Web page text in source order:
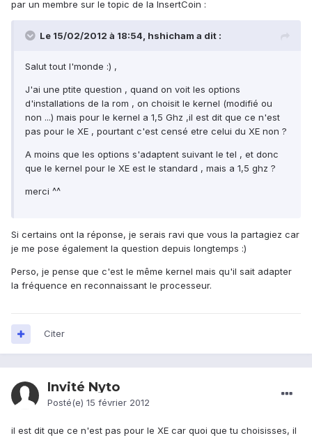
par un membre sur le topic de la InsertCoin :
Le 15/02/2012 à 18:54, hshicham a dit :
Salut tout l'monde :) ,
J'ai une ptite question , quand on voit les options
d'installations de la rom , on choisit le kernel (modifié ou
non ...) mais pour le kernel a 1,5 Ghz ,il est dit que ce n'est
pas pour le XE , pourtant c'est censé etre celui du XE non ?
A moins que les options s'adaptent suivant le tel , et donc
que le kernel pour le XE est le standard , mais a 1,5 ghz ?
merci ^^
Si certains ont la réponse, je serais ravi que vous la partagiez car
je me pose également la question depuis longtemps :)
Perso, je pense que c'est le même kernel mais qu'il sait adapter
la fréquence en reconnaissant le processeur.
Citer
Invité Nyto
Posté(e) 15 février 2012
il est dit que ce n'est pas pour le XE car quoi que tu choisisses, il